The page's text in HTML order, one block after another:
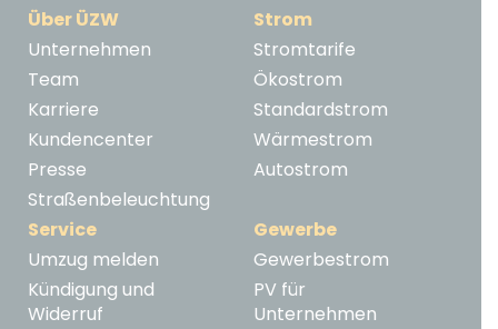
Über ÜZW
Unternehmen
Team
Karriere
Kundencenter
Presse
Straßenbeleuchtung
Strom
Stromtarife
Ökostrom
Standardstrom
Wärmestrom
Autostrom
Service
Umzug melden
Kündigung und
Widerruf
Gewerbe
Gewerbestrom
PV für
Unternehmen